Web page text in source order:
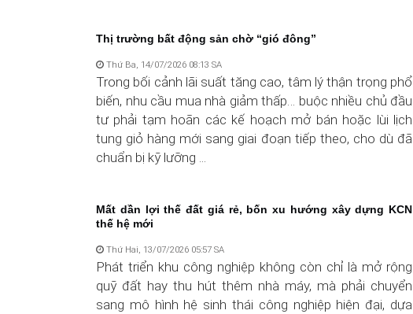
Thị trường bất động sản chờ “gió đông”
Thứ Ba, 14/07/2026 08:13 SA
Trong bối cảnh lãi suất tăng cao, tâm lý thận trọng phổ
biến, nhu cầu mua nhà giảm thấp… buộc nhiều chủ đầu
tư phải tạm hoãn các kế hoạch mở bán hoặc lùi lịch
tung giỏ hàng mới sang giai đoạn tiếp theo, cho dù đã
chuẩn bị kỹ lưỡng ...
Mất dần lợi thế đất giá rẻ, bốn xu hướng xây dựng KCN
thế hệ mới
Thứ Hai, 13/07/2026 05:57 SA
Phát triển khu công nghiệp không còn chỉ là mở rộng
quỹ đất hay thu hút thêm nhà máy, mà phải chuyển
sang mô hình hệ sinh thái công nghiệp hiện đại, dựa